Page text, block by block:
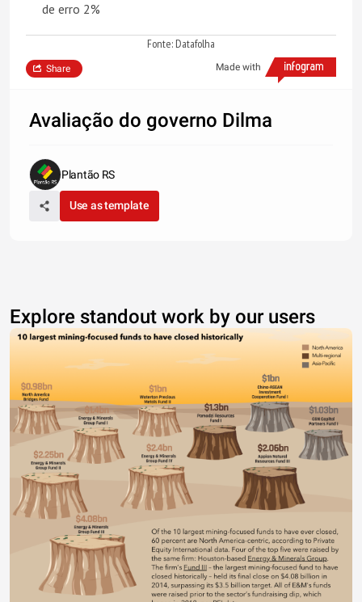
de erro 2%
Fonte: Datafolha
Made with
Share
Avaliação do governo Dilma
Plantão RS
Use as template
Explore standout work by our users